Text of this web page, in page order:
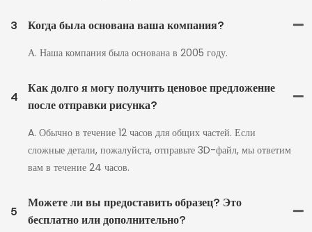
3
Когда была основана ваша компания?
А. Наша компания была основана в 2005 году.
4
Как долго я могу получить ценовое предложение
после отправки рисунка?
A. Обычно в течение 12 часов для общих частей. Если
сложные детали, пожалуйста, отправьте 3D-файл, мы ответим
вам в течение 24 часов.
5
Можете ли вы предоставить образец? Это
бесплатно или дополнительно?